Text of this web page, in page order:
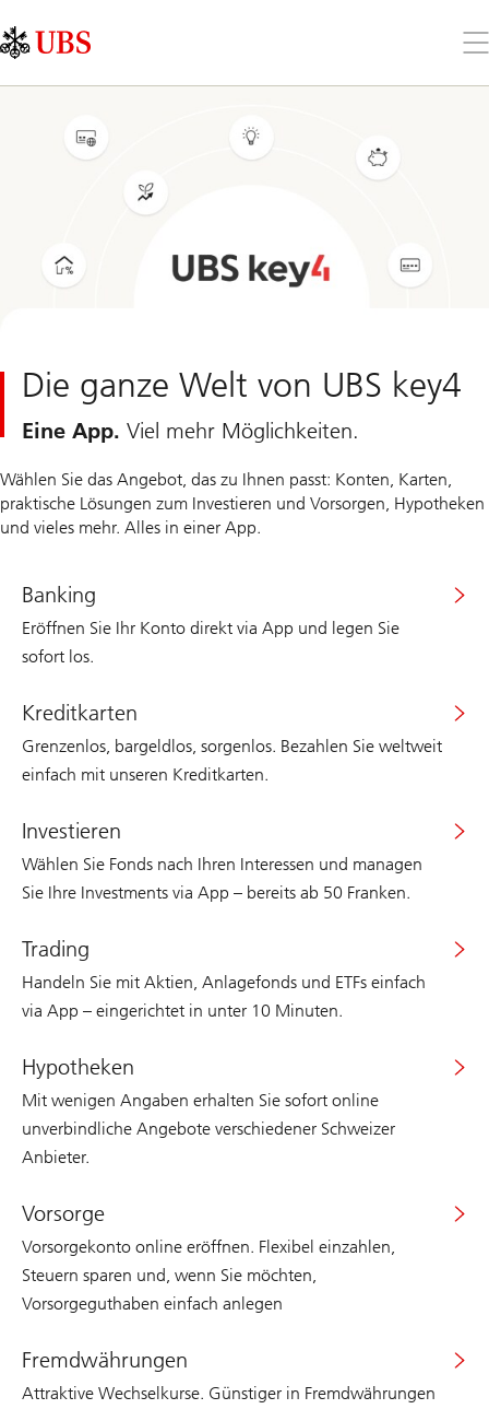
Links
Area
Sie
Die ganze Welt von UBS key4
Eine App. Viel mehr Möglichkeiten.
Wählen Sie das Angebot, das zu Ihnen passt: Konten, Karten,
praktische Lösungen zum Investieren und Vorsorgen, Hypotheken
und vieles mehr. Alles in einer App.
Banking
Eröffnen Sie Ihr Konto direkt via App und legen Sie
sofort los.
Kreditkarten
Grenzenlos, bargeldlos, sorgenlos. Bezahlen Sie weltweit
einfach mit unseren Kreditkarten.
Investieren
Wählen Sie Fonds nach Ihren Interessen und managen
Sie Ihre Investments via App – bereits ab 50 Franken.
Trading
Handeln Sie mit Aktien, Anlagefonds und ETFs einfach
via App – eingerichtet in unter 10 Minuten.
Hypotheken
Mit wenigen Angaben erhalten Sie sofort online
unverbindliche Angebote verschiedener Schweizer
Anbieter.
Vorsorge
Vorsorgekonto online eröffnen. Flexibel einzahlen,
Steuern sparen und, wenn Sie möchten,
Vorsorgeguthaben einfach anlegen
Fremdwährungen
Attraktive Wechselkurse. Günstiger in Fremdwährungen